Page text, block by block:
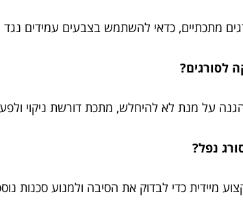
מתכתיים, כדאי להשתמש בצבעים עמידים נגד
לסורגים?
על מנת לא להיחלש, מתכת דורשת ניקוי
נפל?
מיידית כדי לבדוק את הסיבה ולמנוע סכנות